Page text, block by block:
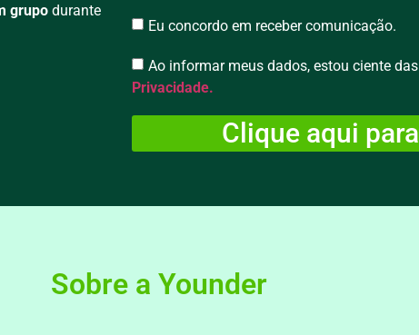
grupo durante
Eu concordo em receber comunicação.
Ao informar meus dados, estou ciente
Privacidade.
Clique aqui
Sobre a Younder